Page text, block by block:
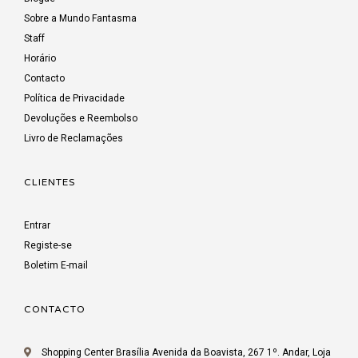
Sobre a Mundo Fantasma
Staff
Horário
Contacto
Política de Privacidade
Devoluções e Reembolso
Livro de Reclamações
CLIENTES
Entrar
Registe-se
Boletim E-mail
CONTACTO
Shopping Center Brasília Avenida da Boavista, 267 1º. Andar, Loja